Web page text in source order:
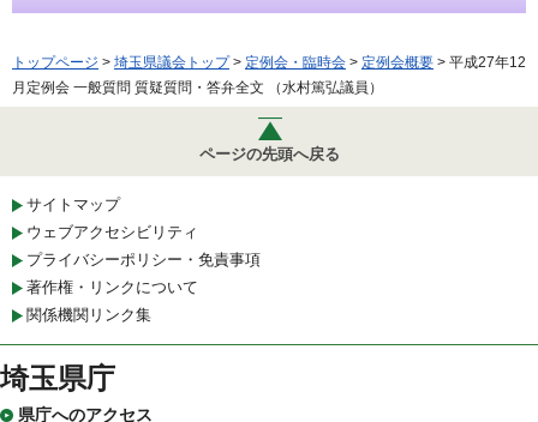
トップページ > 埼玉県議会トップ> 定例会・臨時会 > 定例会概要 > 平成27年12
月定例会 一般質問 質疑質問・答弁全文 （水村篤弘議員）
ページの先頭へ戻る
サイトマップ
ウェブアクセシビリティ
プライバシーポリシー・免責事項
著作権・リンクについて
関係機関リンク集
埼玉県庁
県庁へのアクセス